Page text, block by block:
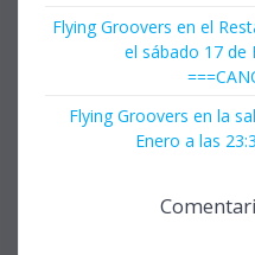
Flying Groovers en el
el sábado 17 de
Flying Groovers en la
Enero a las